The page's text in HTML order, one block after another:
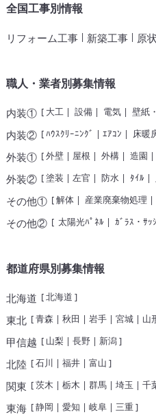
全国工事別情報
リフォーム工事| 新築工事| 原
職人・業者別募集情報
内装①[ 大工| 設備| 電気| 壁紙
内装②[ﾊｳｽｸﾘｰﾆﾝｸﾞ | ｴｱｺﾝ | 床暖
外装①[外壁| 屋根 | 外構| 造園 |
外装②[塗装 | 左官 | 防水| ﾀｲﾙ |
その他①[解体| 産業廃棄物処理 |
その他②[ 太陽光ﾊﾟﾈﾙ | ｶﾞﾗｽ・ｻｯｼ
都道府県別募集情報
北海道 [北海道 ]
東北 [青森 | 秋田 | 岩手| 宮城| 山
甲信越 [ 山梨 | 長野| 新潟]
北陸 [石川 | 福井| 富山 ]
関東 [茨木 | 栃木 | 群馬| 埼玉 | 千
東海[静岡 | 愛知 | 岐阜| 三重]